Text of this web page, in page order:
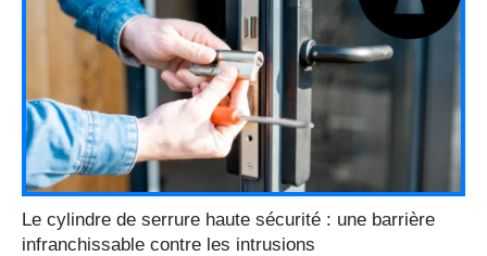
Le cylindre de serrure haute sécurité : une barrière
infranchissable contre les intrusions